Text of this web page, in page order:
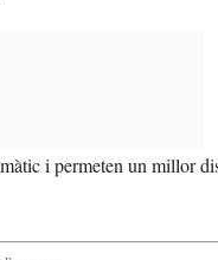
i permeten un millor